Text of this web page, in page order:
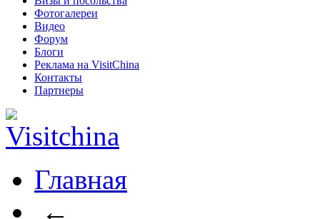
Фотогалереи
Видео
Форум
Блоги
Реклама на VisitChina
Контакты
Партнеры
Главная
←